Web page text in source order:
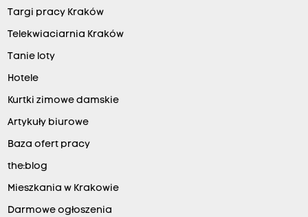
Targi pracy Kraków
Telekwiaciarnia Kraków
Tanie loty
Hotele
Kurtki zimowe damskie
Artykuły biurowe
Baza ofert pracy
the:blog
Mieszkania w Krakowie
Darmowe ogłoszenia